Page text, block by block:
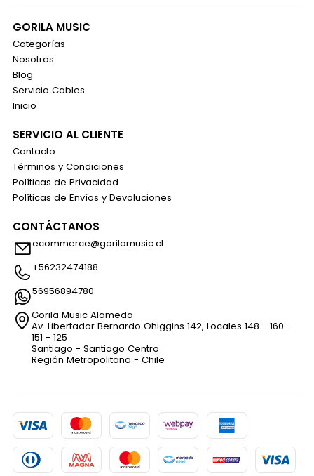
GORILA MUSIC
Categorías
Nosotros
Blog
Servicio Cables
Inicio
SERVICIO AL CLIENTE
Contacto
Términos y Condiciones
Políticas de Privacidad
Políticas de Envíos y Devoluciones
CONTÁCTANOS
ecommerce@gorilamusic.cl
+56232474188
56956894780
Gorila Music Alameda
Av. Libertador Bernardo Ohiggins 142, Locales 148 - 160-
151 - 125
Santiago - Santiago Centro
Región Metropolitana - Chile